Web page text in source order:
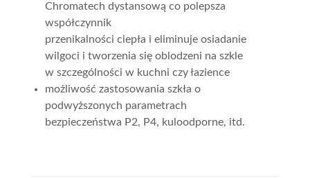
Chromatech dystansową co polepsza
współczynnik
przenikalności ciepła i eliminuje osiadanie
wilgoci i tworzenia się oblodzeni na szkle
w szczególności w kuchni czy łazience
możliwość zastosowania szkła o
podwyższonych parametrach
bezpieczeństwa P2, P4, kuloodporne, itd.